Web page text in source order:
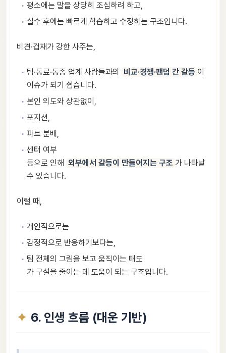
평소에는 말을 상당히 조심하려 하고,
실수 후에는 빠르게 학습하고 수정하는 구조입니다.
비견·겁재가 강한 사주는,
팀·동료·동종 업계 사람들과의 비교·경쟁·팬덤 간 갈등 이
이슈가 되기 쉽습니다.
본인 의도와 상관없이,
포지션,
파트 분배,
센터 여부
등으로 인해 외부에서 갈등이 만들어지는 구조 가 나타날
수 있습니다.
이럴 때,
개인적으로는
감정적으로 반응하기보다는,
팀 전체의 그림을 보고 움직이는 태도
가 구설을 줄이는 데 도움이 되는 구조입니다.
6. 인생 흐름 (대운 기반)